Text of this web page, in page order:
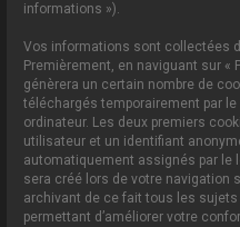
informations »).
Vos informations sont collectées
Premièrement, en naviguant sur «
génèrera un certain nombre de
téléchargés temporairement par
ordinateur. Les deux premiers
utilisateur et un identifiant
automatiquement assignés par le
sera créé lors de votre navigation
archivant de ce fait tous les
permettant d’améliorer votre